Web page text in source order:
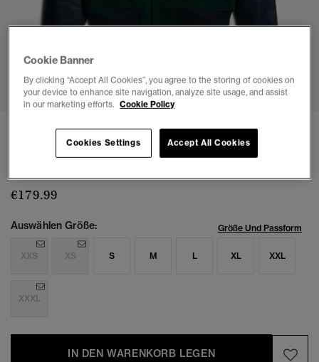
College-Bomberjacke mit Kapuze und
Aufnähern
€179.99
Auswählen Größe: Größe Und Passform
XXS XS S M L XL XXL
XXXL
IN DEN WARENKORB LEGEN
Cookie Banner
By clicking “Accept All Cookies”, you agree to the storing of cookies on
your device to enhance site navigation, analyze site usage, and assist
in our marketing efforts. Cookie Policy
Accept All Cookies
Cookies Settings